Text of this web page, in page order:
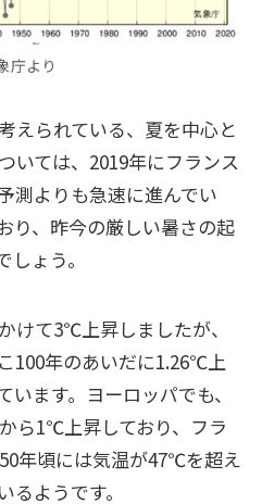
庁より
えられている、夏を中心と
いては、2019年にフランス
測よりも急速に進んでい
り、昨今の厳しい暑さの起
ょう。
けて3℃上昇しましたが、
100年のあいだに1.26℃上
ます。ヨーロッパでも、
ら1℃上昇しており、フラ
年頃には気温が47℃を超え
ようです。